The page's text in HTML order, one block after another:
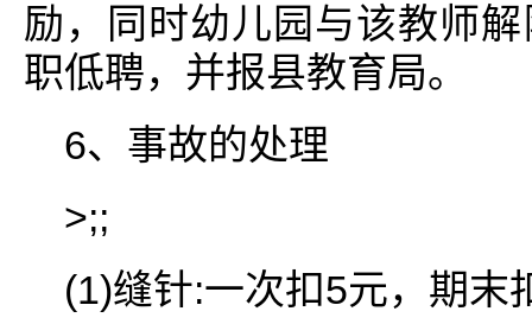
励，同时幼儿园与该教师
职低聘，并报县教育局。
6、事故的处理
>;;
(1)缝针:一次扣5元，期末